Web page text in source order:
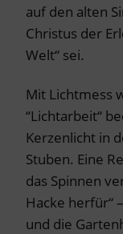
auf den alten
Christus der
Welt“ sei.
Mit Lichtmess
“Lichtarbeit“
Kerzenlicht in
Stuben. Eine
das Spinnen
Hacke herfür“
und die